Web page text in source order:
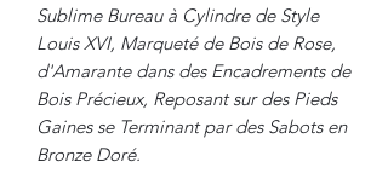
Sublime Bureau à Cylindre de Style
Louis XVI, Marqueté de Bois de Rose,
d'Amarante dans des Encadrements de
Bois Précieux, Reposant sur des Pieds
Gaines se Terminant par des Sabots en
Bronze Doré.